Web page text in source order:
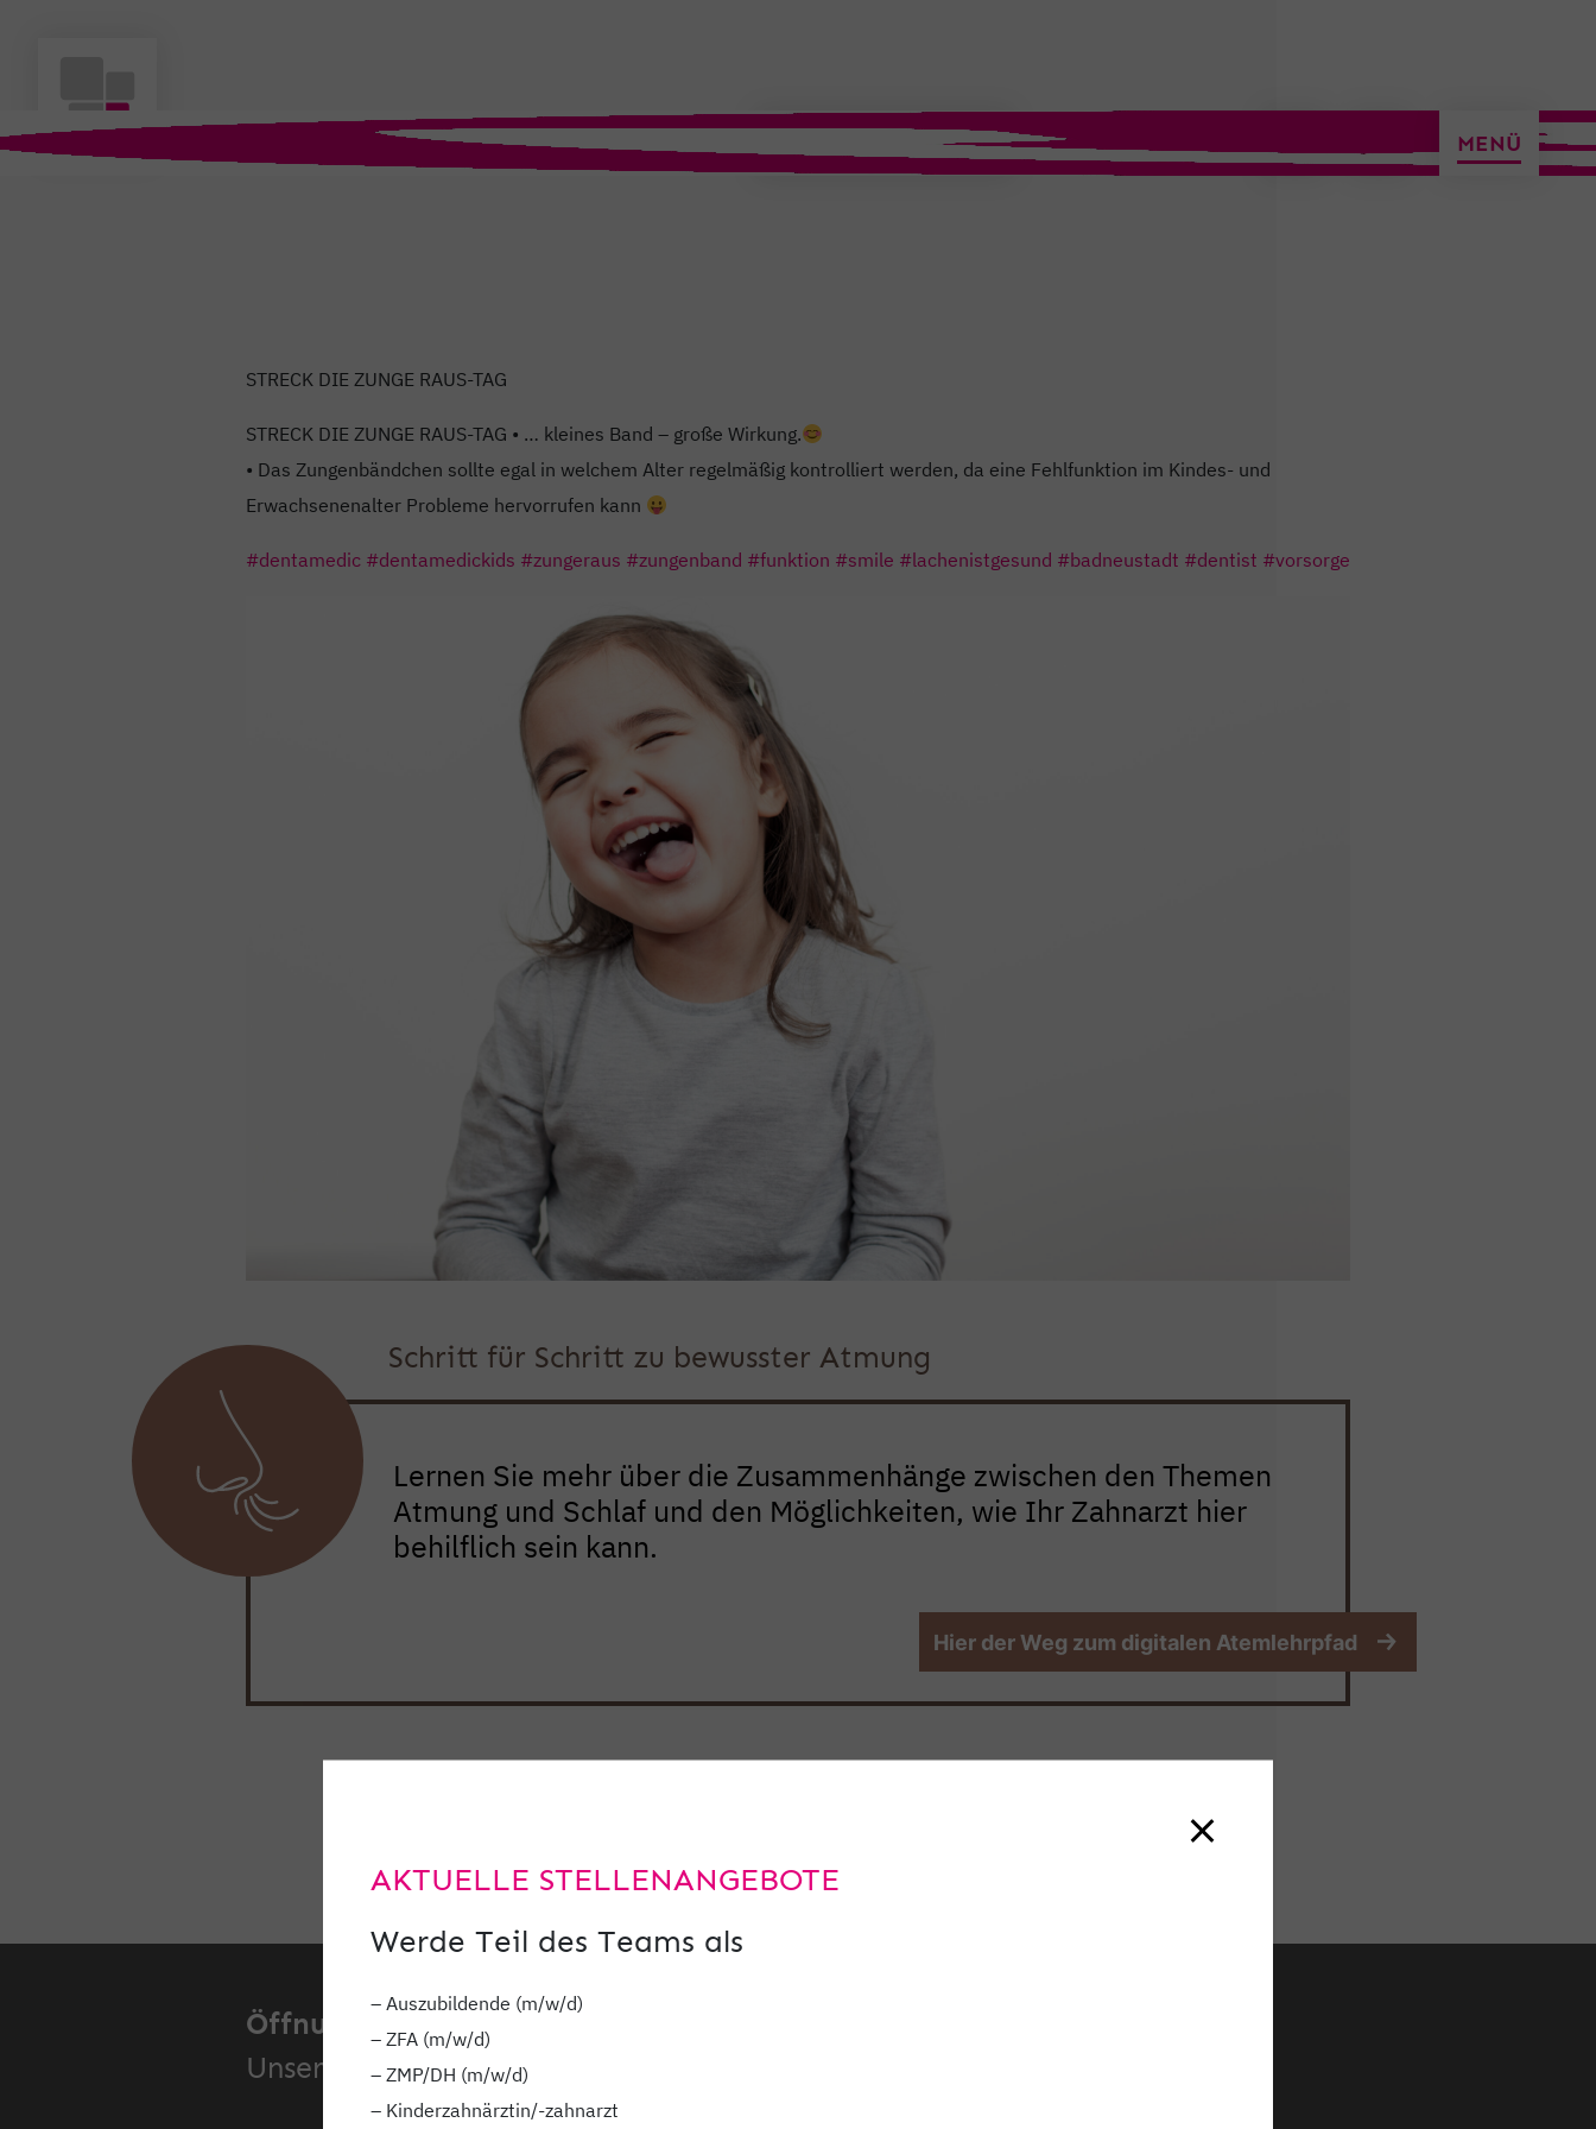
Termin vereinbaren MENÜ
STRECK DIE ZUNGE RAUS-TAG
STRECK DIE ZUNGE RAUS-TAG • … kleines Band – große Wirkung.
• Das Zungenbändchen sollte egal in welchem Alter regelmäßig kontrolliert werden, da eine Fehlfunktion im Kindes- und
Erwachsenenalter Probleme hervorrufen kann
#dentamedic #dentamedickids #zungeraus #zungenband #funktion #smile #lachenistgesund #badneustadt #dentist #vorsorge
Schritt für Schritt zu bewusster Atmung
Lernen Sie mehr über die Zusammenhänge zwischen den Themen
Atmung und Schlaf und den Möglichkeiten, wie Ihr Zahnarzt hier
behilflich sein kann.
Hier der Weg zum digitalen Atemlehrpfad
Öffnungszeiten.
Unsere Standorte.
AKTUELLE STELLENANGEBOTE
Werde Teil des Teams als
– Auszubildende (m/w/d)
– ZFA (m/w/d)
– ZMP/DH (m/w/d)
– Kinderzahnärztin/-zahnarzt